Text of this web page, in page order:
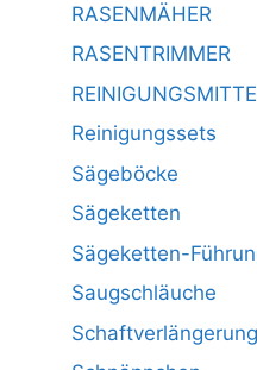
RASENMÄHER
RASENTRIMMER
Reinigungssets
Sägeböcke
Sägeketten
Sägeketten-
Saugschläuche